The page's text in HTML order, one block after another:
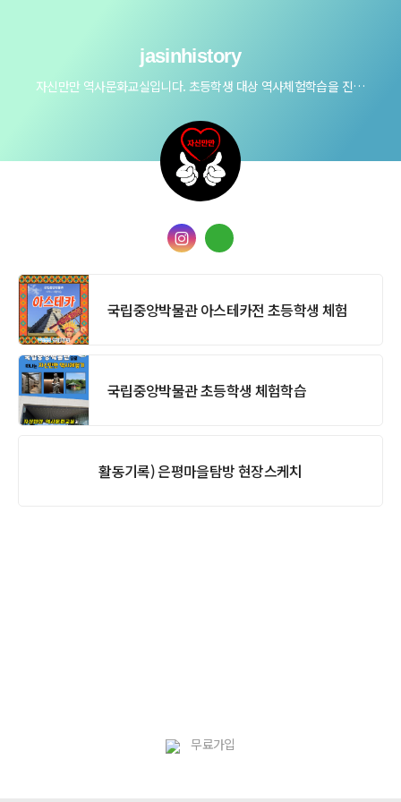
jasinhistory
자신만만 역사문화교실입니다. 초등학생 대상 역사체험학습을 진행하고 있습니다.
국립중앙박물관 아스테카전 초등학생 체험
국립중앙박물관 초등학생 체험학습
활동기록) 은평마을탐방 현장스케치
무료가입